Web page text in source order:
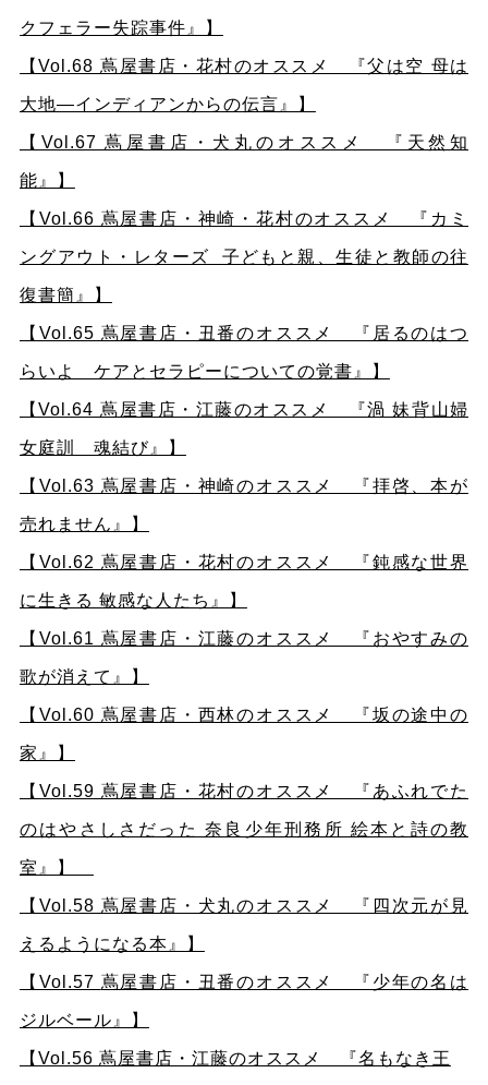
クフェラー失踪事件』】
【Vol.68 蔦屋書店・花村のオススメ 『父は空 母は
大地―インディアンからの伝言』】
【Vol.67 蔦屋書店・犬丸のオススメ 『天然知
能』】
【Vol.66 蔦屋書店・神崎・花村のオススメ 『カミ
ングアウト・レターズ 子どもと親、生徒と教師の往
復書簡』】
【Vol.65 蔦屋書店・丑番のオススメ 『居るのはつ
らいよ ケアとセラピーについての覚書』】
【Vol.64 蔦屋書店・江藤のオススメ 『渦 妹背山婦
女庭訓 魂結び』】
【Vol.63 蔦屋書店・神崎のオススメ 『拝啓、本が
売れません』】
【Vol.62 蔦屋書店・花村のオススメ 『鈍感な世界
に生きる 敏感な人たち』】
【Vol.61 蔦屋書店・江藤のオススメ 『おやすみの
歌が消えて』】
【Vol.60 蔦屋書店・西林のオススメ 『坂の途中の
家』】
【Vol.59 蔦屋書店・花村のオススメ 『あふれでた
のはやさしさだった 奈良少年刑務所 絵本と詩の教
室』】
【Vol.58 蔦屋書店・犬丸のオススメ 『四次元が見
えるようになる本』】
【Vol.57 蔦屋書店・丑番のオススメ 『少年の名は
ジルベール』】
【Vol.56 蔦屋書店・江藤のオススメ 『名もなき王